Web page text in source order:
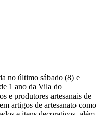
no último sábado (8) e
1 ano da Vila do
e produtores artesanais de
artigos de artesanato como